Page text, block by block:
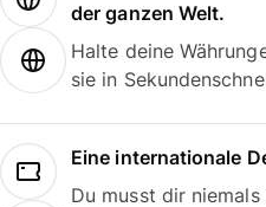
der ganzen Welt.
Halte deine
sie in
Eine internationale
Du musst dir